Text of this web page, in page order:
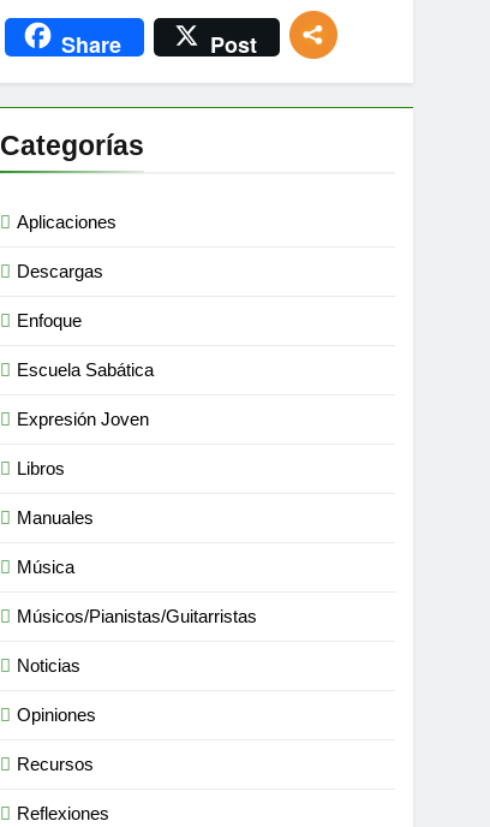
Share Post
Categorías
Aplicaciones
Descargas
Enfoque
Escuela Sabática
Expresión Joven
Libros
Manuales
Música
Músicos/Pianistas/Guitarristas
Noticias
Opiniones
Recursos
Reflexiones